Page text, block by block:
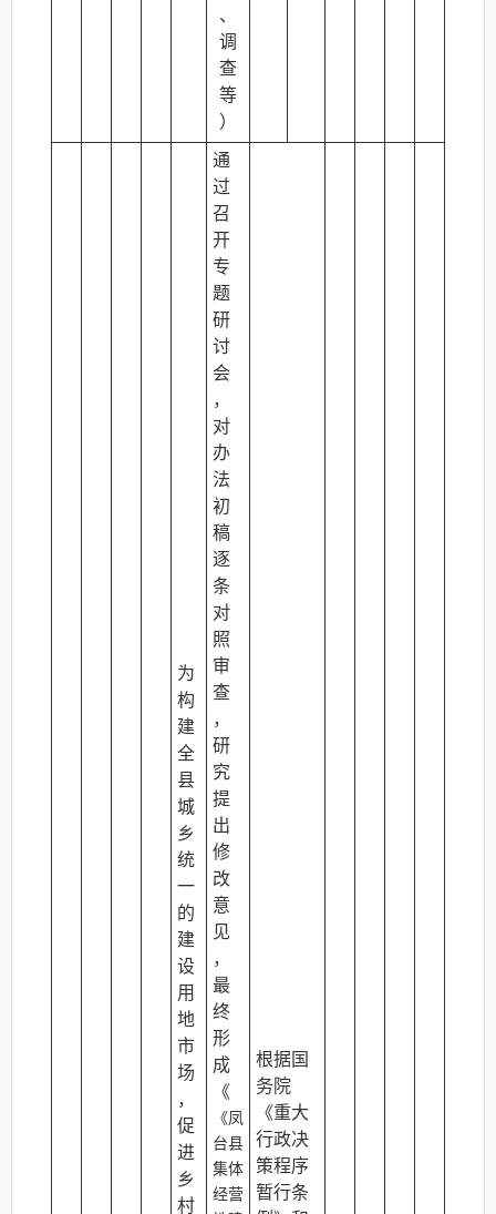
、
调
查
等
）
为
构
建
全
县
城
乡
统
一
的
建
设
用
地
市
场
，
促
进
乡
村
通
过
召
开
专
题
研
讨
会
，
对
办
法
初
稿
逐
条
对
照
审
查
，
研
究
提
出
修
改
意
见
，
最
终
形
成
《
《凤
台县
集体
经营
根据国
务院
《重大
行政决
策程序
暂行条